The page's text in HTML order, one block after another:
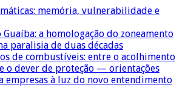
memória, vulnerabilidade e
Guaíba: a homologação do zoneamento
paralisia de duas décadas
de combustíveis: entre o acolhimento
o dever de proteção — orientações
empresas à luz do novo entendimento